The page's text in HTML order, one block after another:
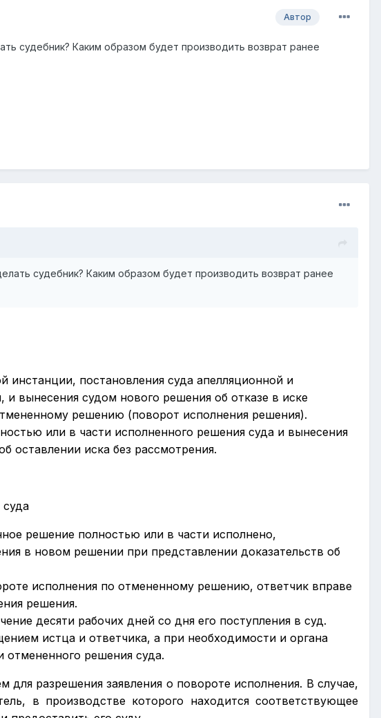
Автор
судебник? Каким образом будет производить возврат ранее
судебник? Каким образом будет производить возврат ранее
инстанции, постановления суда апелляционной и
вынесения судом нового решения об отказе в иске
решению (поворот исполнения решения).
или в части исполненного решения суда и вынесения
оставлении иска без рассмотрения.
решение полностью или в части исполнено,
в новом решении при представлении доказательств об
исполнения по отмененному решению, ответчик вправе
решения.
десяти рабочих дней со дня его поступления в суд.
истца и ответчика, а при необходимости и органа
решения суда.
для разрешения заявления о повороте исполнения. В случае,
в производстве которого находится соответствующее